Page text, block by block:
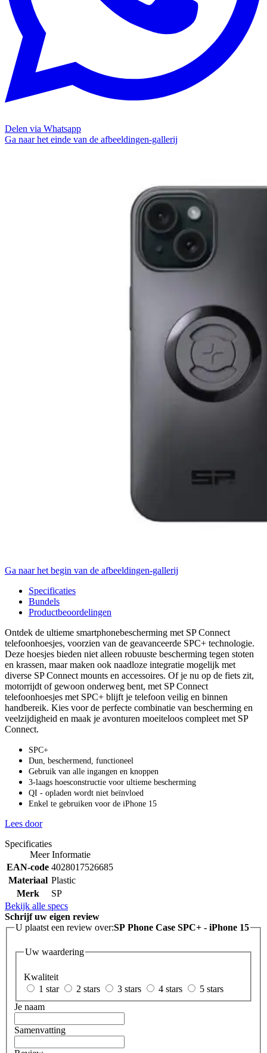
Delen via Whatsapp
Ga naar het einde van de afbeeldingen-gallerij
Ga naar het begin van de afbeeldingen-gallerij
Specificaties
Bundels
Productbeoordelingen
Ontdek de ultieme smartphonebescherming met SP Connect
telefoonhoesjes, voorzien van de geavanceerde SPC+ technologie.
Deze hoesjes bieden niet alleen robuuste bescherming tegen stoten
en krassen, maar maken ook naadloze integratie mogelijk met
diverse SP Connect mounts en accessoires. Of je nu op de fiets zit,
motorrijdt of gewoon onderweg bent, met SP Connect
telefoonhoesjes met SPC+ blijft je telefoon veilig en binnen
handbereik. Kies voor de perfecte combinatie van bescherming en
veelzijdigheid en maak je avonturen moeiteloos compleet met SP
Connect.
SPC+
Dun, beschermend, functioneel
Gebruik van alle ingangen en knoppen
3-laags hoesconstructie voor ultieme bescherming
QI - opladen wordt niet beïnvloed
Enkel te gebruiken voor de iPhone 15
Lees door
Specificaties
Meer Informatie
EAN-code 4028017526685
Materiaal Plastic
Merk
SP
Bekijk alle specs
Schrijf uw eigen review
U plaatst een review over:SP Phone Case SPC+ - iPhone 15
Uw waardering
Kwaliteit
1 star
2 stars 3 stars 4 stars
5 stars
Je naam
Samenvatting